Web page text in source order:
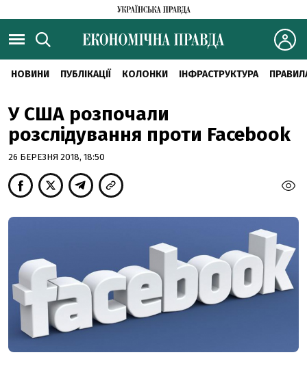
НОВИНИ ПУБЛІКАЦІЇ КОЛОНКИ ІНФРАСТРУКТУРА
У США розпочали
розслідування проти Facebook
26 БЕРЕЗНЯ 2018, 18:50